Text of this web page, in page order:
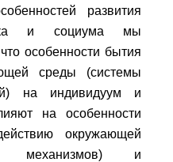
развития
и социума мы
особенности бытия
среды (системы
на индивидуум и
на особенности
окружающей
механизмов) и